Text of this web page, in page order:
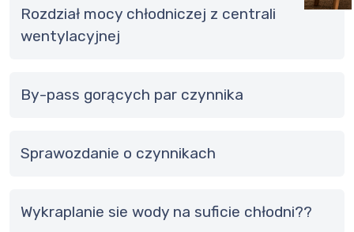
rozdział mocy chłodniczej z centrali
wentylacyjnej
By-pass gorących par czynnika
sprawozdanie o czynnikach
Wykraplanie sie wody na suficie chłodni??